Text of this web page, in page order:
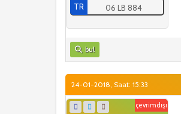
TR 06 LB 884
bul
24-01-2018, Saat: 15:33
çevrimdışı